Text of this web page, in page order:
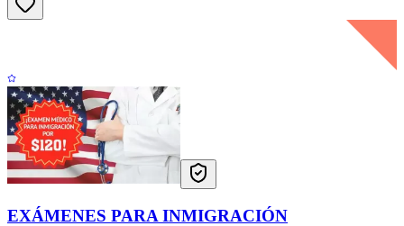
EXÁMENES PARA INMIGRACIÓN